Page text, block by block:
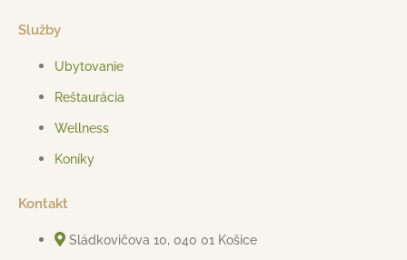
Služby
Ubytovanie
Reštaurácia
Wellness
Koníky
Kontakt
Sládkovičova 10, 040 01 Košice